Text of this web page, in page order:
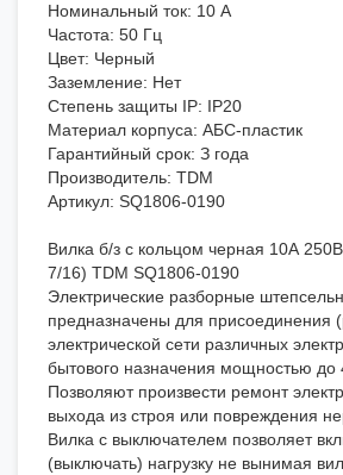
Номинальный ток: 10 А
Частота: 50 Гц
Цвет: Черный
Заземление: Нет
Степень защиты IP: IP20
Материал корпуса: АБС-пластик
Гарантийный срок: З года
Производитель: TDM
Артикул: SQ1806-0190
Вилка б/з с кольцом черная 10А
7/16) TDM SQ1806-0190
Электрические разборные
предназначены для присоединения
электрической сети различных
бытового назначения мощностью до
Позволяют произвести ремонт
выхода из строя или повреждения
Вилка с выключателем позволяет
(выключать) нагрузку не вынимая